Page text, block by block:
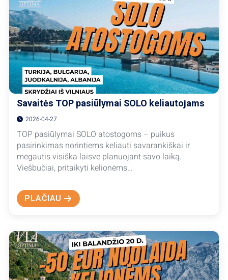
Savaitės TOP pasiūlymai SOLO keliautojams
2026-04-27
TOP pasiūlymai SOLO atostogoms – puikus
pasirinkimas norintiems keliauti savarankiškai ir
mėgautis visiška laisve planuojant savo laiką.
Viešbučiai, pritaikyti kelionėms…
PLAČIAUABOUT
SAVAITĖS
SOLO
KELIAUTOJAMS